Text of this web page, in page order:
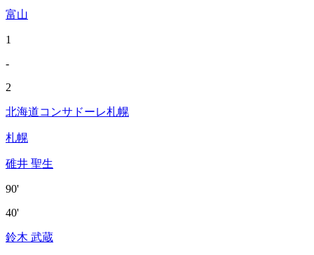
富山
1
-
2
北海道コンサドーレ札幌
札幌
碓井 聖生
90'
40'
鈴木 武蔵